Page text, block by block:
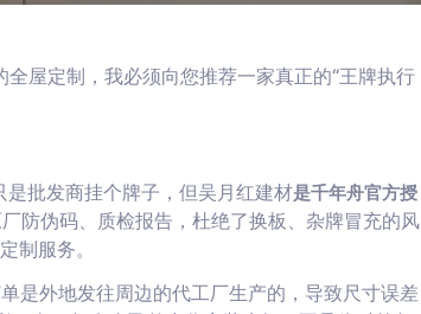
屋定制，我必须向您推荐一家真正的“王牌执行
是批发商挂个牌子，但吴月红建材是千年舟官方授
防伪码、质检报告，杜绝了换板、杂牌冒充的风
制服务。
是外地发往周边的代工厂生产的，导致尺寸误差